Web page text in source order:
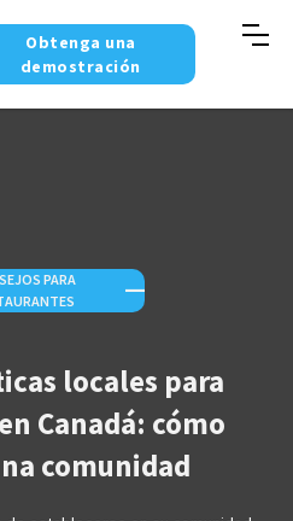
Obtenga una
demostración
PARA
—
locales para
Canadá: cómo
comunidad